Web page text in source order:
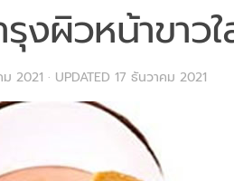
งผิวหน้าขาว
2021 · UPDATED 17 ธันวาคม 2021